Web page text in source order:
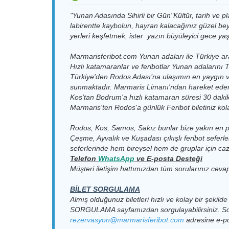
Limanı (TEOS MARIN)
17:00-19:00
Vathy Limanı > Seferihisar
Limanı (TEOS MARIN)
20.09.2026 Pazar
17:00-19:00
Vathy Limanı > Seferihisar
Limanı (TEOS MARIN)
23.09.2026
17:00-19:00
Vathy Limanı > Seferihisar
Limanı (TEOS MARIN)
25.09.2026 Cuma
17:00-19:00
Vathy Limanı > Seferihisar
26.09.2026
Vathy Limanı > Seferihisar
Limanı (TEOS MARIN)
27.09.2026 Pazar
17:00-19:00
Seferihisar Limanı (TEOS
MARIN) > Vathy Limanı
01.09.2026 Salı
08:00-10:00
Seferihisar Limanı (TEOS
MARIN) > Vathy Limanı
02.09.2026
08:00-10:00
Seferihisar Limanı (TEOS
MARIN) > Vathy Limanı
03.09.2026
08:00-10:00
Seferihisar Limanı (TEOS
MARIN) > Vathy Limanı
04.09.2026 Cuma
08:00-10:00
Seferihisar Limanı (TEOS
MARIN) > Vathy Limanı
05.09.2026
08:00-10:00
Seferihisar Limanı (TEOS
MARIN) > Vathy Limanı
06.09.2026 Pazar
08:00-10:00
Seferihisar Limanı (TEOS
MARIN) > Vathy Limanı
09.09.2026
08:00-10:00
Seferihisar Limanı (TEOS
11.09.2026 Cuma
Seferihisar Limanı (TEOS
MARIN) > Vathy Limanı
12.09.2026
08:00-10:00
Seferihisar Limanı (TEOS
13.09.2026 Pazar
"Yunan Adasında Sihirli bir Gün"Kültür, tarih ve
labirentte kaybolun, hayran kalacağınız güzel
yerleri keşfetmek, ister yazın büyüleyici gece
Marmarisferibot.com Yunan adaları ile Türkiye
Hızlı katamaranlar ve feribotlar Yunan adalarını
Türkiye'den Rodos Adası’na ulaşımın en
sunmaktadır. Marmaris Limanı'ndan hareket
Kos'tan Bodrum'a hızlı katamaran süresi 30
Marmaris'ten Rodos'a günlük Feribot biletiniz
Rodos, Kos, Samos, Sakız bunlar bize yakın
Çeşme, Ayvalık ve Kuşadası çıkışlı feribot
seferlerinde hem bireysel hem de gruplar için
Telefon WhatsApp ve E-posta Desteği
Müşteri iletişim hattımızdan tüm sorularınız
BİLET SORGULAMA
Almış olduğunuz biletleri hızlı ve kolay bir
SORGULAMAsayfamızdan sorgulayabilirsiniz.
rezervasyon@marmarisferibot.com adresine e-